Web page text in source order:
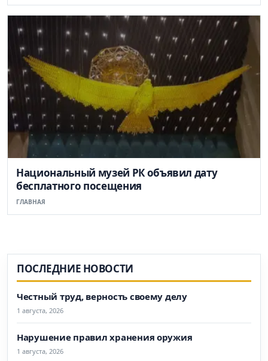
Национальный музей РК объявил дату
бесплатного посещения
ГЛАВНАЯ
ПОСЛЕДНИЕ НОВОСТИ
Честный труд, верность своему делу
1 августа, 2026
Нарушение правил хранения оружия
1 августа, 2026